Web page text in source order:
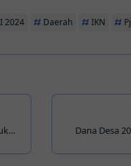
2024 Daerah IKN
Dana Desa